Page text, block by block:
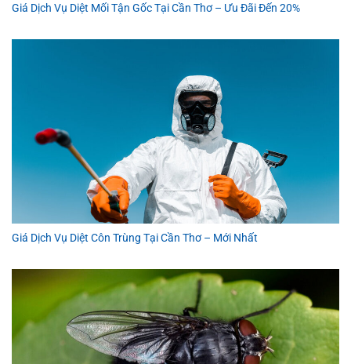
Giá Dịch Vụ Diệt Mối Tận Gốc Tại Cần Thơ – Ưu Đãi Đến 20%
Giá Dịch Vụ Diệt Côn Trùng Tại Cần Thơ – Mới Nhất